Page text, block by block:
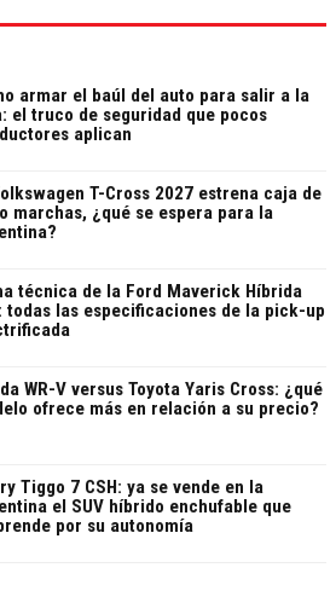
armar el baúl del auto para salir a la
el truco de seguridad que pocos
aplican
T-Cross 2027 estrena caja de
marchas, ¿qué se espera para la
técnica de la Ford Maverick Híbrida
todas las especificaciones de la pick-up
WR-V versus Toyota Yaris Cross: ¿qué
ofrece más en relación a su precio?
Tiggo 7 CSH: ya se vende en la
el SUV híbrido enchufable que
por su autonomía